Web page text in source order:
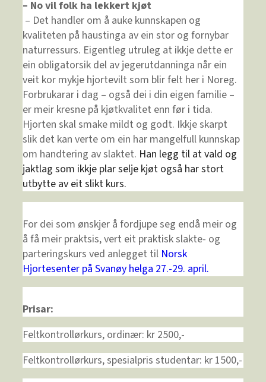
– No vil folk ha lekkert kjøt
– Det handler om å auke kunnskapen og
kvaliteten på haustinga av ein stor og fornybar
naturressurs. Eigentleg utruleg at ikkje dette er
ein obligatorsik del av jegerutdanninga når ein
veit kor mykje hjortevilt som blir felt her i Noreg.
Forbrukarar i dag – også dei i din eigen familie –
er meir kresne på kjøtkvalitet enn før i tida.
Hjorten skal smake mildt og godt. Ikkje skarpt
slik det kan verte om ein har mangelfull kunnskap
om handtering av slaktet. Han legg til at vald og
jaktlag som ikkje plar selje kjøt også har stort
utbytte av eit slikt kurs.
For dei som ønskjer å fordjupe seg endå meir og
å få meir praktsis, vert eit praktisk slakte- og
parteringskurs ved anlegget til Norsk
Hjortesenter på Svanøy helga 27.-29. april.
Prisar:
Feltkontrollørkurs, ordinær: kr 2500,-
Feltkontrollørkurs, spesialpris studentar: kr 1500,-